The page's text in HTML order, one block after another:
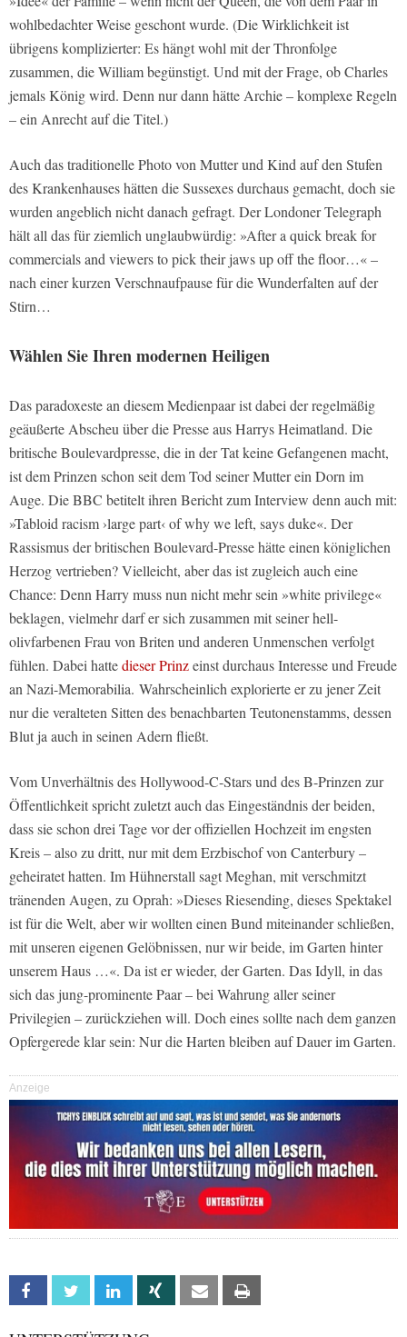
wohlbedachter Weise geschont wurde. (Die Wirklichkeit ist
übrigens komplizierter: Es hängt wohl mit der Thronfolge
zusammen, die William begünstigt. Und mit der Frage, ob Charles
jemals König wird. Denn nur dann hätte Archie – komplexe Regeln
– ein Anrecht auf die Titel.)
Auch das traditionelle Photo von Mutter und Kind auf den Stufen
des Krankenhauses hätten die Sussexes durchaus gemacht, doch sie
wurden angeblich nicht danach gefragt. Der LondonerTelegraph
hält all das für ziemlich unglaubwürdig: »After a quick break for
commercials and viewers to pick their jaws up off the floor…« –
nach einer kurzen Verschnaufpause für die Wunderfalten auf der
Stirn…
Wählen Sie Ihren modernen Heiligen
Das paradoxeste an diesem Medienpaar ist dabei der regelmäßig
geäußerte Abscheu über die Presse aus Harrys Heimatland. Die
britische Boulevardpresse, die in der Tat keine Gefangenen macht,
ist dem Prinzen schon seit dem Tod seiner Mutter ein Dorn im
Auge. DieBBC betitelt ihren Bericht zum Interview denn auch mit:
»Tabloid racism ›large part‹ of why we left, says duke«. Der
Rassismus der britischen Boulevard-Presse hätte einen königlichen
Herzog vertrieben? Vielleicht, aber das ist zugleich auch eine
Chance: Denn Harry muss nun nicht mehr sein »white privilege«
beklagen, vielmehr darf er sich zusammen mit seiner hell-
olivfarbenen Frau von Briten und anderen Unmenschen verfolgt
fühlen. Dabei hattedieser Prinzeinst durchaus Interesse und Freude
an Nazi-Memorabilia. Wahrscheinlich explorierte er zu jener Zeit
nur die veralteten Sitten des benachbarten Teutonenstamms, dessen
Blut ja auch in seinen Adern fließt.
Vom Unverhältnis des Hollywood-C-Stars und des B-Prinzen zur
Öffentlichkeit spricht zuletzt auch das Eingeständnis der beiden,
dass sie schon drei Tage vor der offiziellen Hochzeit im engsten
Kreis – also zu dritt, nur mit dem Erzbischof von Canterbury –
geheiratet hatten. Im Hühnerstall sagt Meghan, mit verschmitzt
tränenden Augen, zu Oprah: »Dieses Riesending, dieses Spektakel
ist für die Welt, aber wir wollten einen Bund miteinander schließen,
mit unseren eigenen Gelöbnissen, nur wir beide, im Garten hinter
unserem Haus …«. Da ist er wieder, der Garten. Das Idyll, in das
sich das jung-prominente Paar – bei Wahrung aller seiner
Privilegien – zurückziehen will. Doch eines sollte nach dem ganzen
Opfergerede klar sein: Nur die Harten bleiben auf Dauer im Garten.
Anzeige
Facebook Twitter Linkedin Xing Email